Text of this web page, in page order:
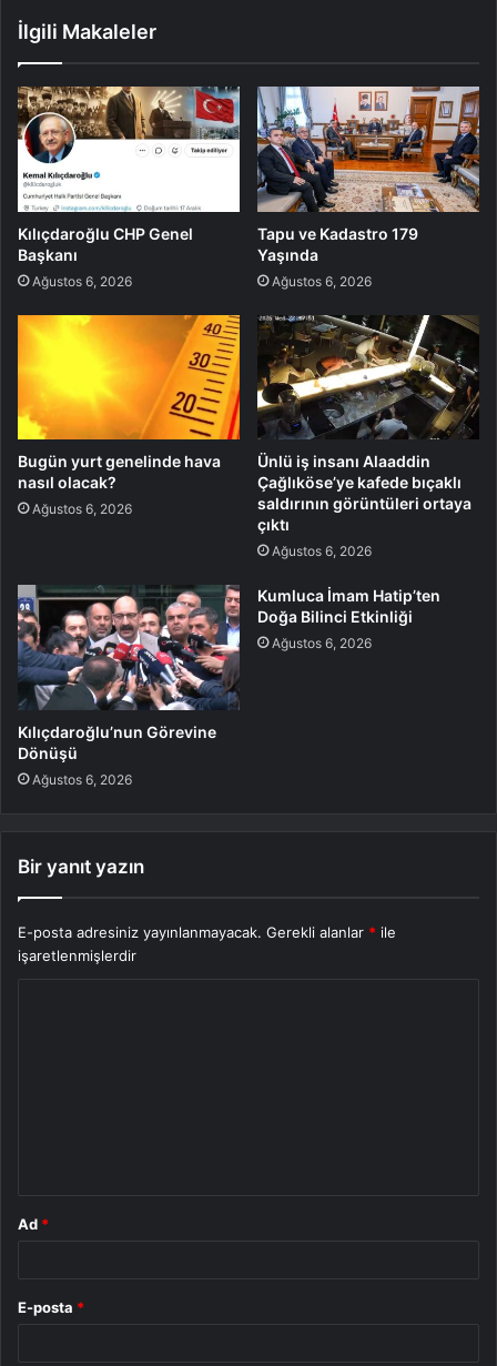
İlgili Makaleler
Kılıçdaroğlu CHP Genel
Başkanı
Ağustos 6, 2026
Tapu ve Kadastro 179
Yaşında
Ağustos 6, 2026
Bugün yurt genelinde hava
nasıl olacak?
Ağustos 6, 2026
Ünlü iş insanı Alaaddin
Çağlıköse’ye kafede bıçaklı
saldırının görüntüleri ortaya
çıktı
Ağustos 6, 2026
Kılıçdaroğlu’nun Görevine
Dönüşü
Ağustos 6, 2026
Kumluca İmam Hatip’ten
Doğa Bilinci Etkinliği
Ağustos 6, 2026
Bir yanıt yazın
E-posta adresiniz yayınlanmayacak. Gerekli alanlar * ile
işaretlenmişlerdir
Ad *
E-posta *